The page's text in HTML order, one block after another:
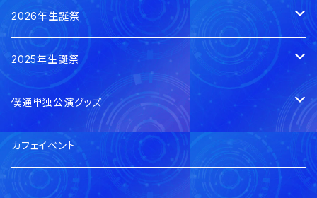
本日のチェキ
郵送
手渡し
0の日私服チェキ
郵送
手渡し
2026年生誕祭
賀茂さゆ生誕祭2026
郵送
手渡し
蓮水ゆう生誕祭2026
郵送
手渡し
2025年生誕祭
賀茂さゆ生誕祭2025
郵送
手渡し
蓮水ゆう生誕祭2025
郵送
陽凪みお生誕祭2025
僕通単独公演グッズ
当日手渡し分
郵送分
カフェイベント